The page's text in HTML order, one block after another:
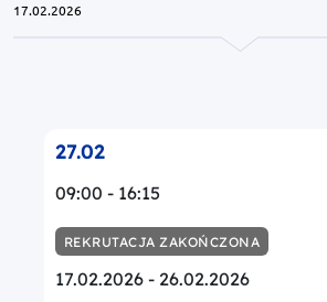
17.02.2026
27.02
09:00 - 16:15
REKRUTACJA ZAKOŃCZONA
17.02.2026 - 26.02.2026